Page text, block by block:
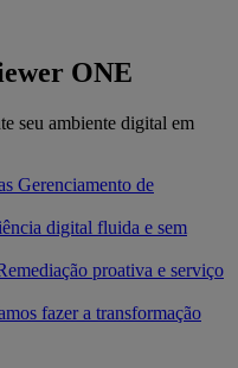
ONE
seu ambiente digital em
Gerenciamento de
digital fluida e sem
proativa e serviço
fazer a transformação